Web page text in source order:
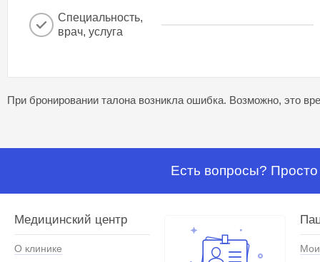
Специальность,
врач, услуга
При бронировании талона возникла ошибка. Возможно, это
Есть вопросы?
Медицинский центр
О клинике